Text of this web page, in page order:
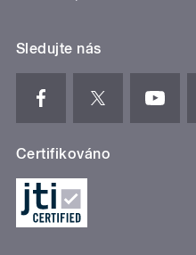
Sledujte nás
Certifikováno